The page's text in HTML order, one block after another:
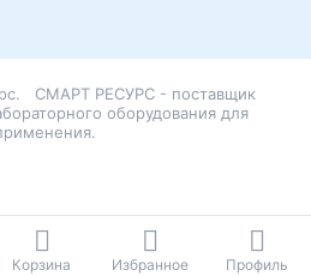
СМАРТ РЕСУРС - поставщик
оборудования для
Корзина Избранное Профиль